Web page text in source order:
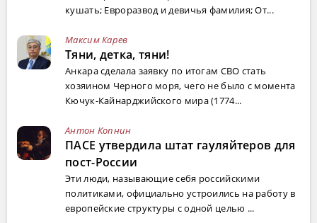
кушать; Евроразвод и девичья фамилия; От...
Максим Карев
Тяни, детка, тяни!
Анкара сделала заявку по итогам СВО стать
хозяином Черного моря, чего не было с момента
Кючук-Кайнарджийского мира (1774...
Антон Копнин
ПАСЕ утвердила штат гауляйтеров для
пост-России
Эти люди, называющие себя российскими
политиками, официально устроились на работу в
европейские структуры с одной целью ...